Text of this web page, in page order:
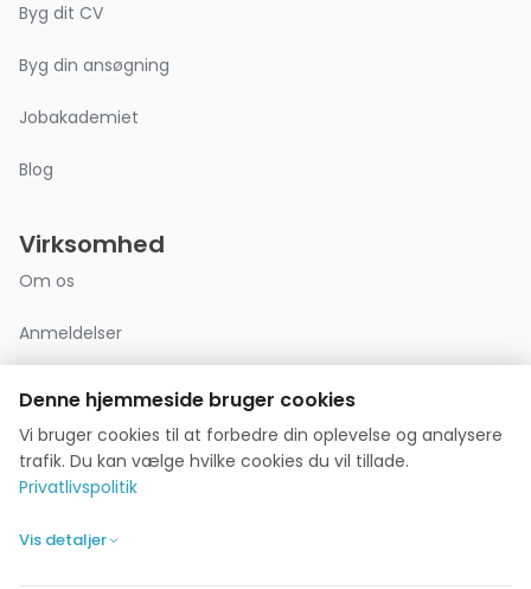
Byg dit CV
Byg din ansøgning
Jobakademiet
Blog
Virksomhed
Om os
Anmeldelser
Privatlivspolitik
Cookie-indstillinger
Denne hjemmeside bruger cookies
Vi bruger cookies til at forbedre din oplevelse og analysere
trafik. Du kan vælge hvilke cookies du vil tillade.
Privatlivspolitik
Vis detaljer